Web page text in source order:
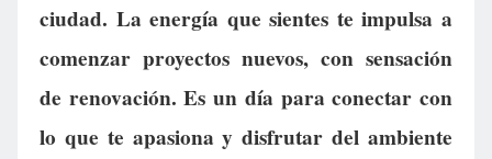
ciudad. La energía que sientes te impulsa a
comenzar proyectos nuevos, con sensación
de renovación. Es un día para conectar con
lo que te apasiona y disfrutar del ambiente